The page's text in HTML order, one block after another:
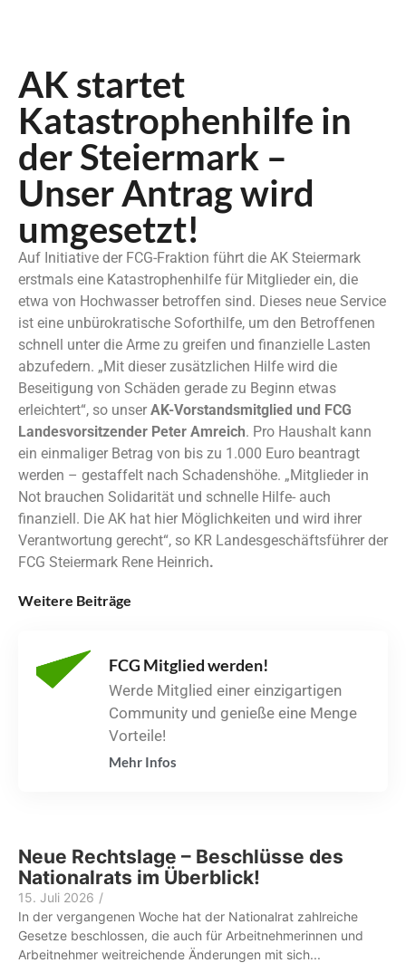
AK startet
Katastrophenhilfe in
der Steiermark –
Unser Antrag wird
umgesetzt!
Auf Initiative der FCG-Fraktion führt die AK Steiermark
erstmals eine Katastrophenhilfe für Mitglieder ein, die
etwa von Hochwasser betroffen sind. Dieses neue Service
ist eine unbürokratische Soforthilfe, um den Betroffenen
schnell unter die Arme zu greifen und finanzielle Lasten
abzufedern. „Mit dieser zusätzlichen Hilfe wird die
Beseitigung von Schäden gerade zu Beginn etwas
erleichtert“, so unser AK-Vorstandsmitglied und FCG
Landesvorsitzender Peter Amreich. Pro Haushalt kann
ein einmaliger Betrag von bis zu 1.000 Euro beantragt
werden – gestaffelt nach Schadenshöhe. „Mitglieder in
Not brauchen Solidarität und schnelle Hilfe- auch
finanziell. Die AK hat hier Möglichkeiten und wird ihrer
Verantwortung gerecht“, so KR Landesgeschäftsführer der
FCG Steiermark Rene Heinrich.
Weitere Beiträge
FCG Mitglied werden!
Werde Mitglied einer einzigartigen
Community und genieße eine Menge
Vorteile!
Mehr Infos
Neue Rechtslage – Beschlüsse des
Nationalrats im Überblick!
15. Juli 2026 /
In der vergangenen Woche hat der Nationalrat zahlreiche
Gesetze beschlossen, die auch für Arbeitnehmerinnen und
Arbeitnehmer weitreichende Änderungen mit sich...